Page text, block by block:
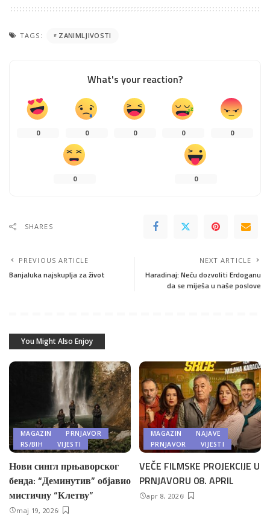
TAGS: ZANIMLJIVOSTI
What's your reaction?
0 0 0 0 0
0 0
SHARES
PREVIOUS ARTICLE
Banjaluka najskuplja za život
NEXT ARTICLE
Haradinaj: Neću dozvoliti Erdoganu
da se miješa u naše poslove
You Might Also Enjoy
MAGAZIN
PRNJAVOR
RS/BIH
VIJESTI
Нови сингл прњаворског
бенда: “Деминутив” објавио
мистичну “Клетву”
maj 19, 2026
MAGAZIN
NAJAVE
PRNJAVOR
VIJESTI
VEČE FILMSKE PROJEKCIJE U
PRNJAVORU 08. APRIL
apr 8, 2026